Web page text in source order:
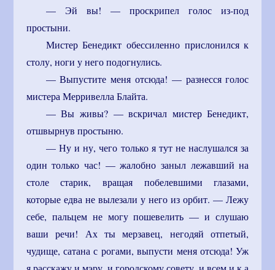
— Эй вы! — проскрипел голос из-под
простыни.
Мистер Бенедикт обессиленно прислонился к
столу, ноги у него подогнулись.
— Выпустите меня отсюда! — разнесся голос
мистера Мерривелла Блайта.
— Вы живы? — вскричал мистер Бенедикт,
отшвырнув простыню.
— Ну и ну, чего только я тут не наслушался за
один только час! — жалобно заныл лежавший на
столе старик, вращая побелевшими глазами,
которые едва не вылезали у него из орбит. — Лежу
себе, пальцем не могу пошевелить — и слушаю
ваши речи! Ах ты мерзавец, негодяй отпетый,
чудище, сатана с рогами, выпусти меня отсюда! Уж